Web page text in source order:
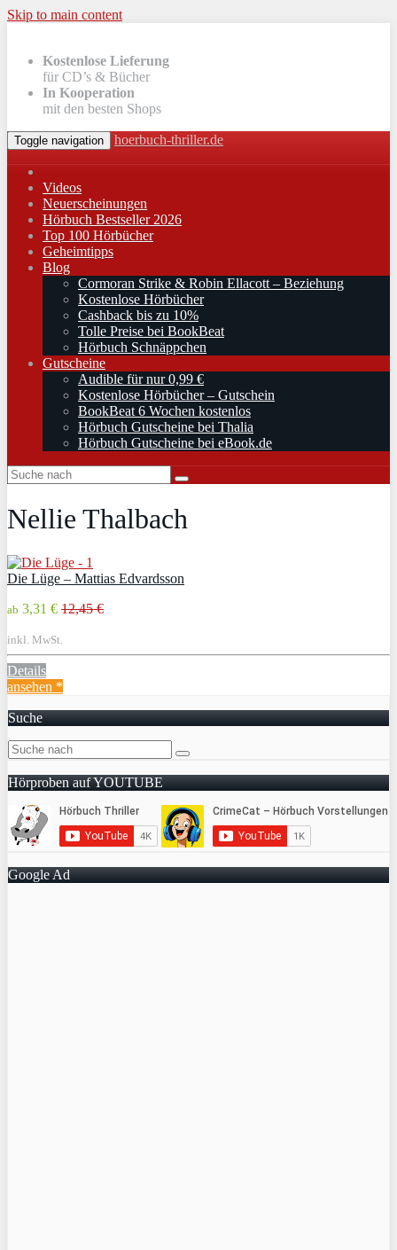
Skip to main content
Kostenlose Lieferung
für CD’s & Bücher
In Kooperation
mit den besten Shops
Toggle navigation hoerbuch-thriller.de
Videos
Neuerscheinungen
Hörbuch Bestseller 2026
Top 100 Hörbücher
Geheimtipps
Blog
Cormoran Strike & Robin Ellacott – Beziehung
Kostenlose Hörbücher
Cashback bis zu 10%
Tolle Preise bei BookBeat
Hörbuch Schnäppchen
Gutscheine
Audible für nur 0,99 €
Kostenlose Hörbücher – Gutschein
BookBeat 6 Wochen kostenlos
Hörbuch Gutscheine bei Thalia
Hörbuch Gutscheine bei eBook.de
Nellie Thalbach
Die Lüge – Mattias Edvardsson
ab 3,31 € 12,45 €
inkl. MwSt.
Details
ansehen *
Suche
Hörproben auf YOUTUBE
Google Ad